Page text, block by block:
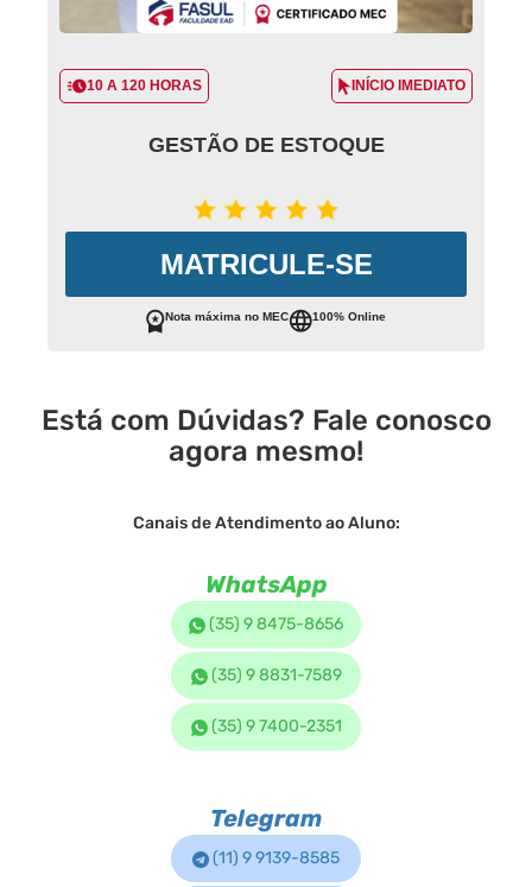
10 A 120 HORAS INÍCIO IMEDIATO
GESTÃO DE ESTOQUE
MATRICULE-SE
Nota máxima no MEC 100% Online
Está com Dúvidas? Fale conosco
agora mesmo!
Canais de Atendimento ao Aluno:
WhatsApp
(35) 9 8475-8656
(35) 9 8831-7589
(35) 9 7400-2351
Telegram
(11) 9 9139-8585